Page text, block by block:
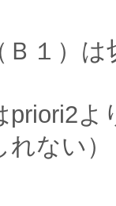
１）
よ
ない）